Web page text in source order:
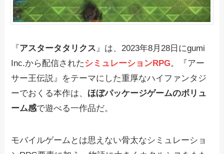
『アスタータタリクス』は、2023年8月28日にgumi
Inc.から配信されたシミュレーションRPG。『アー
サー王伝説』をテーマにした重厚なハイファンタジ
ーでおくる本作は、 ほぼパッケージゲームのボリュ
ーム感で遊べる一作品だ。
モバイルゲームとは思えない骨太なシミュレーショ